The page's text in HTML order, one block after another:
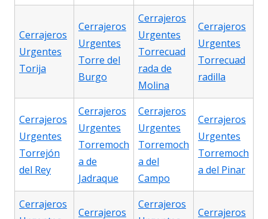
Cerrajeros
Urgentes
Torija
Cerrajeros
Urgentes
Torre del
Burgo
Cerrajeros
Urgentes
Torrecuad
rada de
Molina
Cerrajeros
Urgentes
Torrecuad
radilla
Cerrajeros
Urgentes
Torrejón
del Rey
Cerrajeros
Urgentes
Torremoch
a de
Jadraque
Cerrajeros
Urgentes
Torremoch
a del
Campo
Cerrajeros
Urgentes
Torremoch
a del Pinar
Cerrajeros
Cerrajeros
Cerrajeros
Cerrajeros